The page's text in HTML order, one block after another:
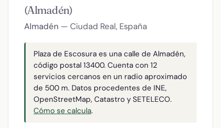
(Almadén)
Almadén — Ciudad Real, España
Plaza de Escosura es una calle de Almadén,
código postal 13400. Cuenta con 12
servicios cercanos en un radio aproximado
de 500 m. Datos procedentes de INE,
OpenStreetMap, Catastro y SETELECO.
Cómo se calcula.